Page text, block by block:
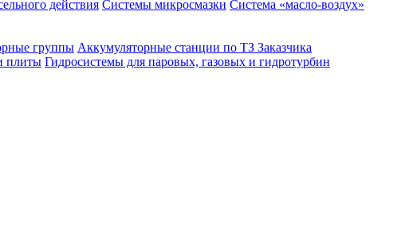
действия Системы микросмазки Система «масло-воздух»
группы Аккумуляторные станции по ТЗ Заказчика
плиты Гидросистемы для паровых, газовых и гидротурбин